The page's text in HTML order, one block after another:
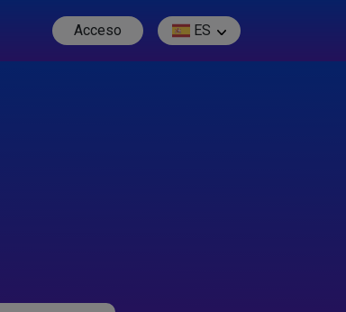
Acceso ES